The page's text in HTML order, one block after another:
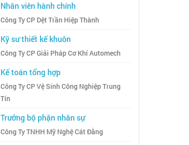
Nhân viên hành chính
Công Ty CP Dệt Trần Hiệp Thành
Kỹ sư thiết kế khuôn
Công Ty CP Giải Pháp Cơ Khí Automech
Kế toán tổng hợp
Công Ty CP Vệ Sinh Công Nghiệp Trung
Tín
Trưởng bộ phận nhân sự
Công Ty TNHH Mỹ Nghệ Cát Đằng